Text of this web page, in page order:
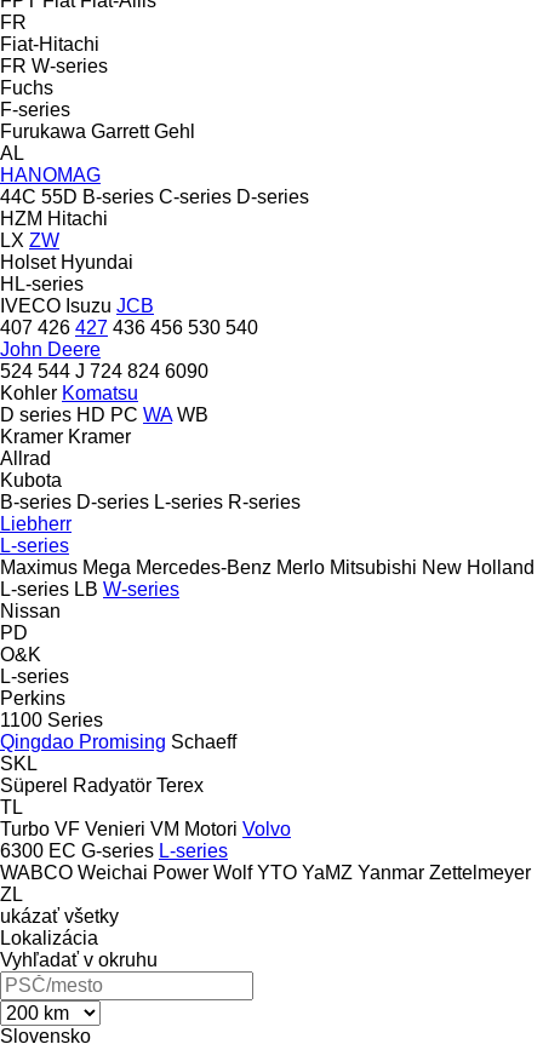
FR
Fiat-Hitachi
FR W-series
Fuchs
F-series
Furukawa Garrett Gehl
AL
HANOMAG
44C 55D B-series C-series D-series
HZM Hitachi
LX ZW
Holset Hyundai
HL-series
IVECO Isuzu JCB
407 426 427 436 456 530 540
John Deere
524 544 J 724 824 6090
Kohler Komatsu
D series HD PC WA WB
Kramer Kramer
Allrad
Kubota
B-series D-series L-series R-series
Liebherr
L-series
Maximus Mega Mercedes-Benz Merlo Mitsubishi New Holland
L-series LB W-series
Nissan
PD
O&K
L-series
Perkins
1100 Series
Qingdao Promising Schaeff
SKL
Süperel Radyatör Terex
TL
Turbo VF Venieri VM Motori Volvo
6300 EC G-series L-series
WABCO Weichai Power Wolf YTO YaMZ Yanmar Zettelmeyer
ZL
ukázať všetky
Lokalizácia
Vyhľadať v okruhu
Slovensko